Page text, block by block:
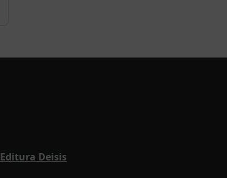
Editura Deisis